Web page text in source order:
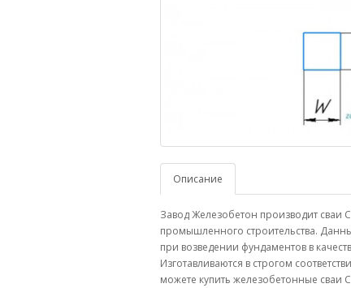
Описание
Завод Железобетон производит сваи
промышленного строительства.
при возведении фундаментов в
Изготавливаются в строгом
можете купить железобетонные сваи